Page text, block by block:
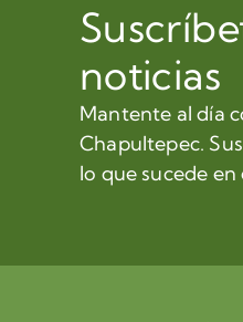
noticias
Mantente al día
Chapultepec.
lo que sucede en